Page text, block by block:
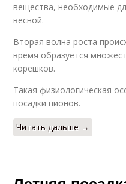
вещества, необходимые
весной.
Вторая волна роста
время образуется
корешков.
Такая физиологическая
посадки пионов.
Читать дальше →